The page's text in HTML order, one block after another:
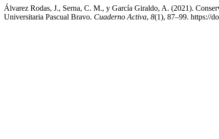
Álvarez Rodas, J., Serna, C. M., y García Giraldo, A. (2021).
Universitaria Pascual Bravo. Cuaderno Activa, 8(1), 87–99. https://